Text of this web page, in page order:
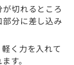
切れるところ
分に差し込み
く力を入れて
す。